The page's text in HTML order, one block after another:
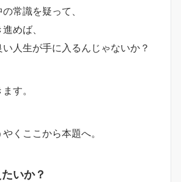
常識を疑って、
めば、
人生が手に入るんじゃないか？
す。
くここから本題へ。
いか？